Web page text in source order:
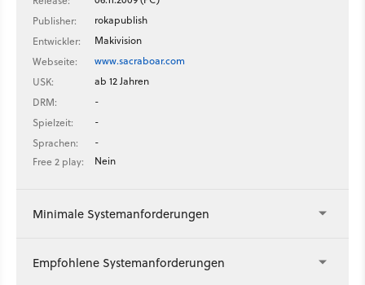
Publisher:
rokapublish
Entwickler:
Makivision
Webseite:
www.sacraboar.com
USK:
ab 12 Jahren
DRM:
-
Spielzeit:
-
Sprachen:
-
Free 2 play:
Nein
Minimale Systemanforderungen
Empfohlene Systemanforderungen